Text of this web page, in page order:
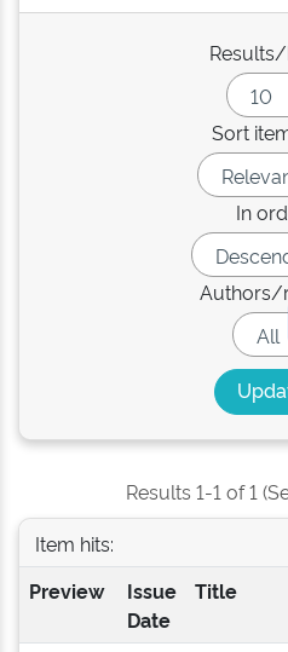
Sort
In
Authors/
Results 1-1 of 1
Item hits:
Preview
Issue
Date
Title